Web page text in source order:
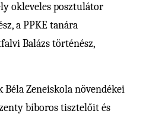
okleveles posztulátor
a PPKE tanára
Balázs történész,
Zeneiskola növendékei
bíboros tisztelőit és